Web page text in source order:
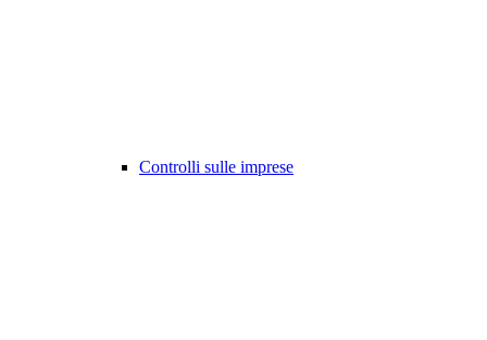
Controlli sulle imprese